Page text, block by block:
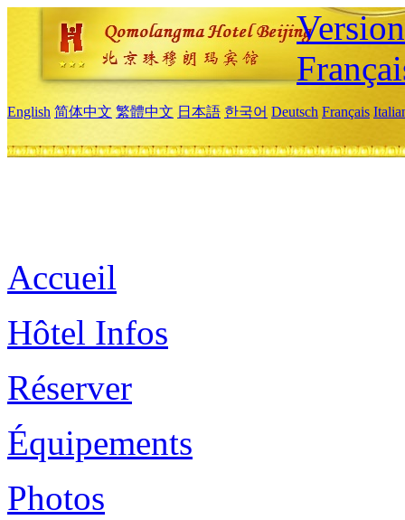
English 简体中文 繁體中文 日本語 한국어 Deutsch Français
Accueil
Hôtel Infos
Réserver
Équipements
Photos